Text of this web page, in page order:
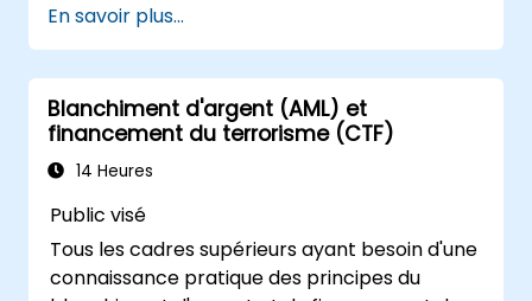
les tâches de validation.
Intégrer Airflow avec des frameworks et
des outils d'apprentissage automatique.
Déployer des modèles d'apprentissage
automatique à l'aide de pipelines
automatisés.
d'apprentissage automatique en
production.
En savoir plus...
Blanchiment d'argent (AML) et
financement du terrorisme (CTF)
14 Heures
Public visé
Tous les cadres supérieurs ayant besoin d'une
connaissance pratique des principes du